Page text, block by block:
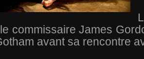
commissaire James
avant sa rencontre